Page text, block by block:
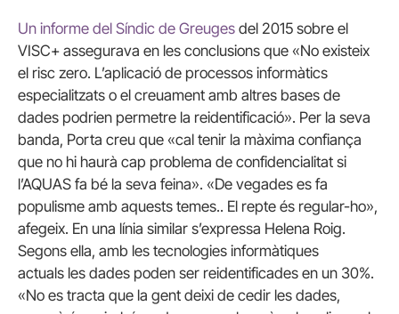
Un informe del Síndic de Greuges del 2015 sobre el
VISC+ assegurava en les conclusions que «No existeix
el risc zero. L’aplicació de processos informàtics
especialitzats o el creuament amb altres bases de
dades podrien permetre la reidentificació». Per la seva
banda, Porta creu que «cal tenir la màxima confiança
que no hi haurà cap problema de confidencialitat si
l’AQUAS fa bé la seva feina». «De vegades es fa
populisme amb aquests temes.. El repte és regular-ho»,
afegeix. En una línia similar s’expressa Helena Roig.
Segons ella, amb les tecnologies informàtiques
actuals les dades poden ser reidentificades en un 30%.
«No es tracta que la gent deixi de cedir les dades,